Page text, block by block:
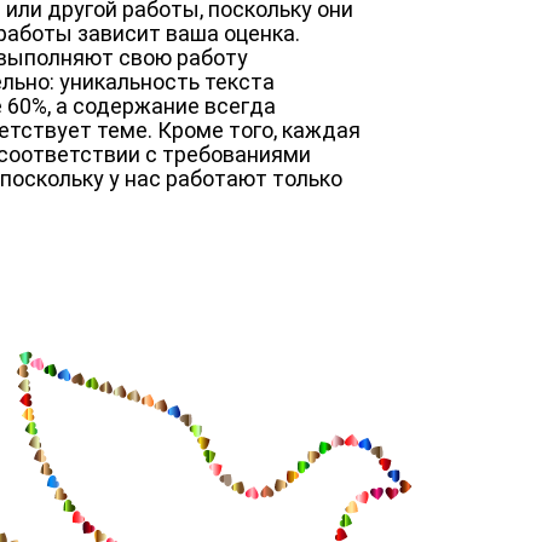
другой работы, поскольку они
зависит ваша оценка.
свою работу
уникальность текста
а содержание всегда
теме. Кроме того, каждая
с требованиями
у нас работают только